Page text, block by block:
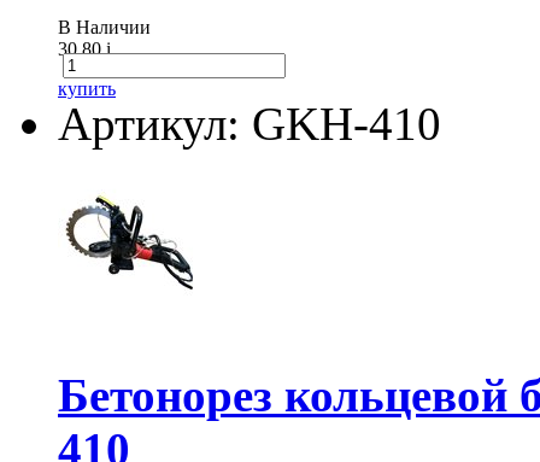
В Наличии
30.80i
купить
Артикул: GKH-410
Бетонорез
410